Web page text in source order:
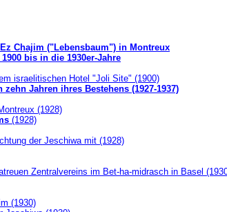
Chajim ("Lebensbaum") in Montreux
bis in die 1930er-Jahre
israelitischen Hotel "Joli Site" (1900)
Jahren ihres Bestehens (1927-1937)
(1928)
(1928)
der Jeschiwa mit (1928)
Zentralvereins im Bet-ha-midrasch in Basel
(1930)